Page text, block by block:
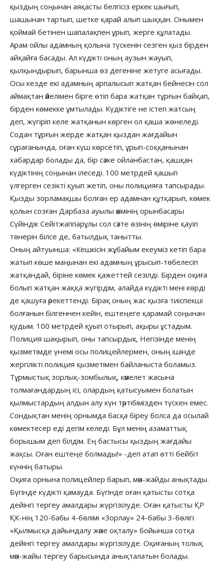
қыздың соңынан аяқасты белгісіз еркек шығып,
шашынан тартып, шетке қарай алып шыққан. Онымен
қоймай бетінен шапалақпен ұрып, жерге құлатады.
Арам ойлы адамның қолына түскенін сезген қыз бірден
айқайға басады. Ал күдікті оның аузын жауып,
қылқындырып, барынша өз дегеніне жетуге асығады.
Осы кезде екі адамның арпалысып жатқан бейнесін сол
аймақтан әйелімен бірге өтіп бара жатқан тұрғын байқап,
бірден көмекке ұмтылады. Күдіктіге не істеп жатсың
деп, жүгіріп келе жатқанын көрген ол қаша жөнеледі.
Содан тұрғын жерде жатқан қыздан жағдайын
сұрағанында, оған күш көрсетіп, ұрып-соққанынан
хабардар болады да, бір сәтке ойланбастан, қашқан
күдіктінің соңынан ілеседі. 100 метрдей қашып
үлгерген сезікті қуып жетіп, оны полицияға тапсырады.
Қызды зорламақшы болған ер адамнан құтқарып, көмек
қолын созған Дарбаза ауылы әкімінің орынбасары
Сүйіндік Сейітжаппарұлы сол сәтте өзінің өміріне қауіп
төнерін білсе де, батылдық танытты.
Оның айтуынша: «Кешкісін жұбайым екеуміз кетіп бара
жатып көше маңынан екі адамның ұрысып-төбелесіп
жатқандай, біріне көмек қажеттей сезілді. Бірден оқиға
болып жатқан жаққа жүгірдім, алайда күдікті мені көрді
де қашуға әрекеттенді. Бірақ оның жас қызға тиіспекші
болғанын білгеннен кейін, ештеңеге қарамай соңынан
қудым. 100 метрдей қуып отырып, ақыры ұстадым.
Полиция шақырып, оны тапсырдық. Негізінде менің
қызметімде үнемі осы полицейлермен, оның ішінде
жергілікті полиция қызметімен байланыста боламыз.
Тұрмыстық зорлық-зомбылық, кәмелет жасына
толмағандардың ісі, олардың қатысуымен болатын
қылмыстардың алдын алу күн тәртібімізден түскен емес.
Сондықтан менің орнымда басқа біреу болса да осылай
көмектесер еді дегім келеді. Бұл менің азаматтық
борышым деп білдім. Ең бастысы қыздың жағдайы
жақсы. Оған ештеңе болмады!» -деп атап өтті бейбіт
күннің батыры.
Оқиға орнына полицейлер барып, мән-жайды анықтады.
Бүгінде күдікті қамауда. Бүгінде оған қатысты сотқа
дейінгі тергеу амалдары жүргізілуде. Оған қатысты ҚР
ҚК-нің 120-бабы 4-бөлімі «Зорлау» 24-бабы 3-бөлігі
«Қылмысқа дайындалу және оқталу» бойынша сотқа
дейінгі тергеу амалдары жүргізілуде. Оқиғаның толық
мән-жайы тергеу барысында анықталатын болады.